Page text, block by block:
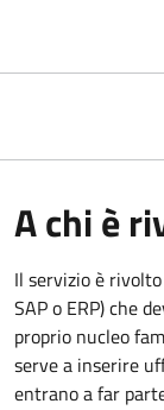
A chi è
Il servizio è
SAP o ERP) che
proprio nucleo
serve a inserire
entrano a far